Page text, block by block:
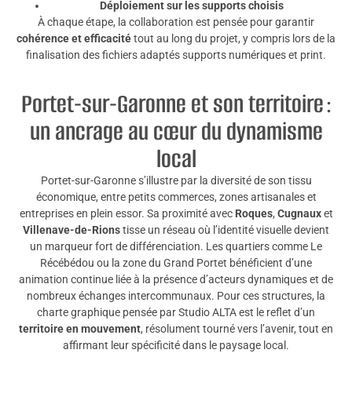
Déploiement sur les supports choisis
À chaque étape, la collaboration est pensée pour garantir
cohérence et efficacitétout au long du projet, y compris lors de la
finalisation des fichiers adaptés supports numériques et print.
Portet-sur-Garonne et son territoire :
un ancrage au cœur du dynamisme
local
Portet-sur-Garonne s’illustre par la diversité de son tissu
économique, entre petits commerces, zones artisanales et
entreprises en plein essor. Sa proximité avec Roques, Cugnauxet
Villenave-de-Rionstisse un réseau où l’identité visuelle devient
un marqueur fort de différenciation. Les quartiers comme Le
Récébédou ou la zone du Grand Portet bénéficient d’une
animation continue liée à la présence d’acteurs dynamiques et de
nombreux échanges intercommunaux. Pour ces structures, la
charte graphique pensée par Studio ALTA est le reflet d’un
territoire en mouvement, résolument tourné vers l’avenir, tout en
affirmant leur spécificité dans le paysage local.